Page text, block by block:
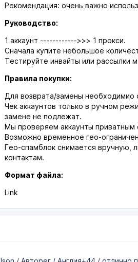
Рекомендация: очень важно
Руководство:
1 аккаунт ------------>>> 1 прокси.
Сначала купите небольшое
Тестируйте инвайты или рассылки
Правила покупки:
Для возврата/замены необходимио
Чек аккаунтов только в ручном
замене не подлежат.
Мы проверяем аккаунты приватным
Возможно временное гео-
Гео-спамблок снимается вручную,
контактам.
Формат файла:
Link